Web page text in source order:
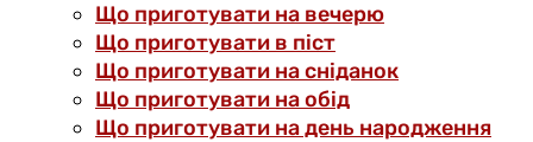
Що приготувати на вечерю
Що приготувати в піст
Що приготувати на сніданок
Що приготувати на обід
Що приготувати на день народження